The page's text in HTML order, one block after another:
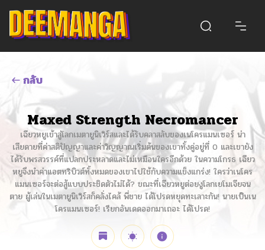
กลับ
Maxed Strength Necromancer
เฉียวหยูเข้าสู่โลกเมตายูนิเวิร์สและได้รับคลาสลับของเนโครแมนเซอร์ น่า
เสียดายที่ค่าสติปัญญาและค่าวิญญาณเริ่มต้นของเขาทั้งคู่อยู่ที่ 0 และเขายัง
ได้รับพรสวรรค์ที่แปลกประหลาดและไม่เหมือนใครอีกด้วย ในความโกรธ เฉียว
หยูจึงนำค่าแอตทริบิวต์ทั้งหมดของเขาไปใช้กับความแข็งแกร่ง! ใครว่าเนโคร
แมนเซอร์จะต่อสู้แบบประชิดตัวไม่ได้? ขณะที่เฉียวหยูต่อยงูโลกเยโมเจียจน
ตาย ผู้เล่นในเมตายูนิเวิร์สก็คลั่งไคล้ พี่ชาย ได้โปรดหยุดทะเลาะกัน! นายเป็นเน
โครแมนเซอร์! เรียกอันเดดออกมาเถอะ ได้โปรด!